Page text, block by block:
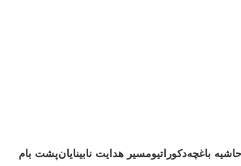
حاشیه باغچهدکوراتیومسیر هدایت نابینایانپشت بام